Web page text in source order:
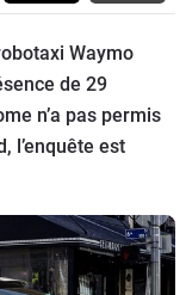
Waymo
de 29
n’a pas permis
l’enquête est